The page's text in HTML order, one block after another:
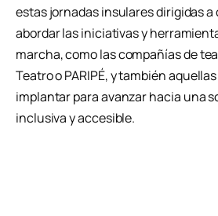
estas jornadas insulares dirigidas
abordar las iniciativas y
marcha, como las compañías de
Teatro o PARIPÉ, y también
implantar para avanzar hacia una
inclusiva y accesible.